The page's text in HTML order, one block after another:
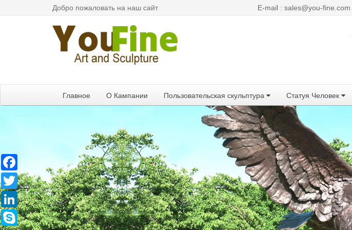
Добро пожаловать на наш сайт E-mail : sales@you-fine.com
Главное О Кампании Пользовательская скульптура Статуя Человек
Twitter
LinkedIn
Skype